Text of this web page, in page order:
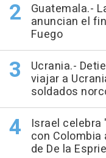
Guatemala.-
anuncian el
Fuego
Ucrania.-
viajar a
soldados
Israel celebra
con
de De la